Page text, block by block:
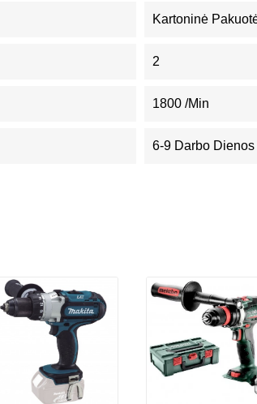
Kartoninė
2
1800 /min
6-9 Darbo Dienos